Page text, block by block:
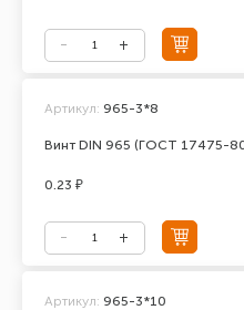
Винт DIN 965 (ГОСТ 17475-
Артикул: 965-3*8
0.23 ₽
Артикул: 965-3*10